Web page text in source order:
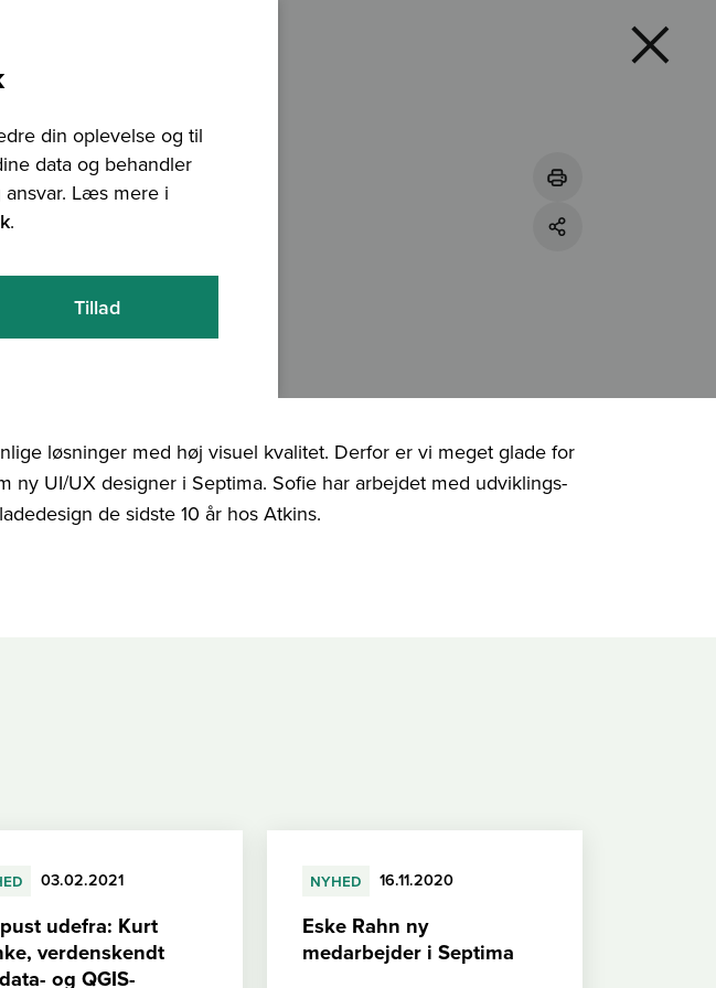
din oplevelse og til
data og behandler
Læs mere i
.
Tillad
hos Septima
løsninger med høj visuel kvalitet. Derfor er vi meget glade for
ny UI/UX designer i Septima. Sofie har arbejdet med udviklings-
de sidste 10 år hos Atkins.
03.02.2021
udefra: Kurt
verdenskendt
og QGIS-
nyhed 16.11.2020
Eske Rahn ny
medarbejder i Septima